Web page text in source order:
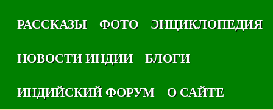
РАССКАЗЫ
ФОТО
ЭНЦИКЛОПЕДИЯ
НОВОСТИ ИНДИИ
БЛОГИ
ИНДИЙСКИЙ ФОРУМ
О САЙТЕ